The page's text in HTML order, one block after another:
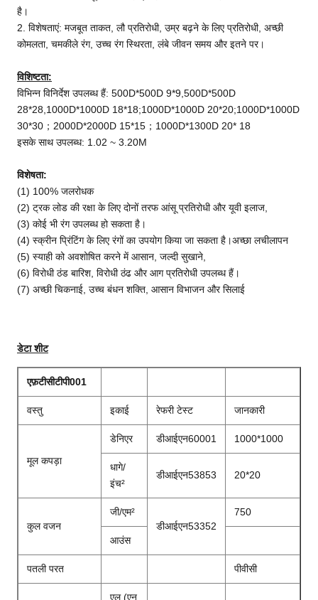
है।
2. विशेषताएं: मजबूत ताकत, लौ प्रतिरोधी, उम्र बढ़ने के लिए प्रतिरोधी, अच्छी
कोमलता, चमकीले रंग, उच्च रंग स्थिरता, लंबे जीवन समय और इतने पर।
विशिष्टता:
विभिन्न विनिर्देश उपलब्ध हैं: 500D*500D 9*9,500D*500D
28*28,1000D*1000D 18*18;1000D*1000D 20*20;1000D*1000D
30*30；2000D*2000D 15*15；1000D*1300D 20* 18
इसके साथ उपलब्ध: 1.02 ~ 3.20M
विशेषता:
(1) 100% जलरोधक
(2) ट्रक लोड की रक्षा के लिए दोनों तरफ आंसू प्रतिरोधी और यूवी इलाज,
(3) कोई भी रंग उपलब्ध हो सकता है।
(4) स्क्रीन प्रिंटिंग के लिए रंगों का उपयोग किया जा सकता है।अच्छा लचीलापन
(5) स्याही को अवशोषित करने में आसान, जल्दी सुखाने,
(6) विरोधी ठंड बारिश, विरोधी ठंढ और आग प्रतिरोधी उपलब्ध हैं।
(7) अच्छी चिकनाई, उच्च बंधन शक्ति, आसान विभाजन और सिलाई
डेटा शीट
एफ़टीसीटीपी001
वस्तु इकाई रेफरी टेस्ट जानकारी
मूल कपड़ा
डेनिएर डीआईएन60001 1000*1000
धागे/
इंच²
डीआईएन53853 20*20
कुल वजन
जी/एम²
डीआईएन53352
750
आउंस
पतली परत पीवीसी
एल (एन